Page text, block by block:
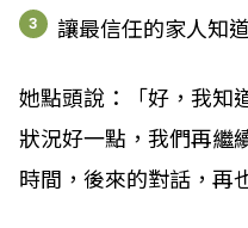
讓最信任的家人知
她點頭說：「好，我知
狀況好一點，我們再繼
時間，後來的對話，再